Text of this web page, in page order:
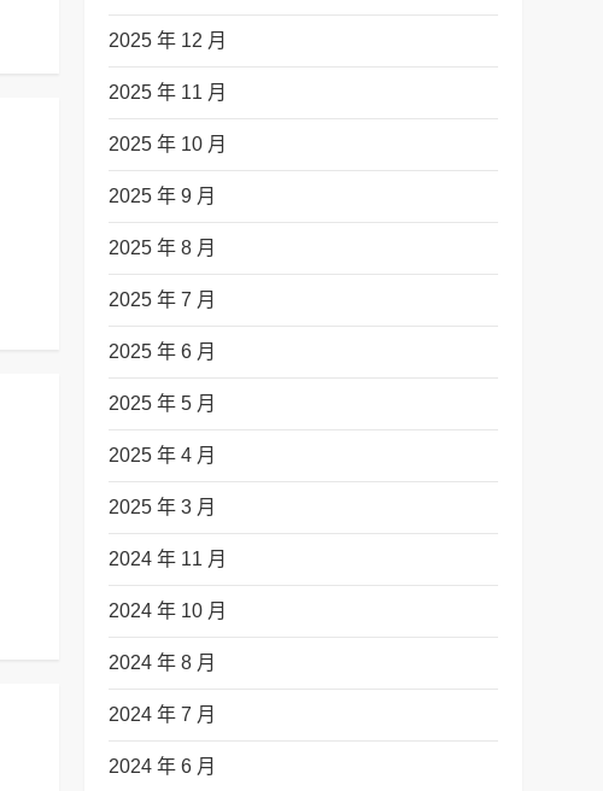
2025 年 12 月
2025 年 11 月
2025 年 10 月
2025 年 9 月
2025 年 8 月
2025 年 7 月
2025 年 6 月
2025 年 5 月
2025 年 4 月
2025 年 3 月
2024 年 11 月
2024 年 10 月
2024 年 8 月
2024 年 7 月
2024 年 6 月